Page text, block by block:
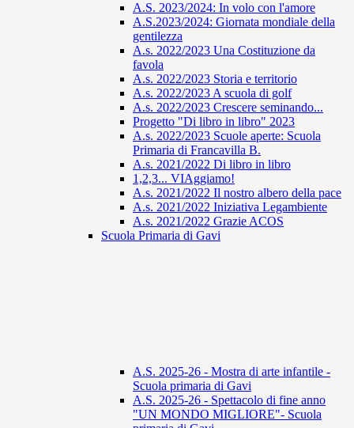
A.S. 2023/2024: In volo con l'amore
A.S.2023/2024: Giornata mondiale della
gentilezza
A.s. 2022/2023 Una Costituzione da
favola
A.s. 2022/2023 Storia e territorio
A.s. 2022/2023 A scuola di golf
A.s. 2022/2023 Crescere seminando...
Progetto "Di libro in libro" 2023
A.s. 2022/2023 Scuole aperte: Scuola
Primaria di Francavilla B.
A.s. 2021/2022 Di libro in libro
1,2,3... VIAggiamo!
A.s. 2021/2022 Il nostro albero della pace
A.s. 2021/2022 Iniziativa Legambiente
A.s. 2021/2022 Grazie ACOS
Scuola Primaria di Gavi
A.S. 2025-26 - Mostra di arte infantile -
Scuola primaria di Gavi
A.S. 2025-26 - Spettacolo di fine anno
"UN MONDO MIGLIORE"- Scuola